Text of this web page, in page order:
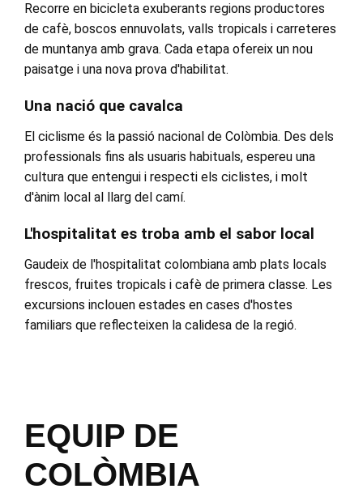
Recorre en bicicleta exuberants regions productores
de cafè, boscos ennuvolats, valls tropicals i carreteres
de muntanya amb grava. Cada etapa ofereix un nou
paisatge i una nova prova d'habilitat.
Una nació que cavalca
El ciclisme és la passió nacional de Colòmbia. Des dels
professionals fins als usuaris habituals, espereu una
cultura que entengui i respecti els ciclistes, i molt
d'ànim local al llarg del camí.
L'hospitalitat es troba amb el sabor local
Gaudeix de l'hospitalitat colombiana amb plats locals
frescos, fruites tropicals i cafè de primera classe. Les
excursions inclouen estades en cases d'hostes
familiars que reflecteixen la calidesa de la regió.
EQUIP DE
COLÒMBIA